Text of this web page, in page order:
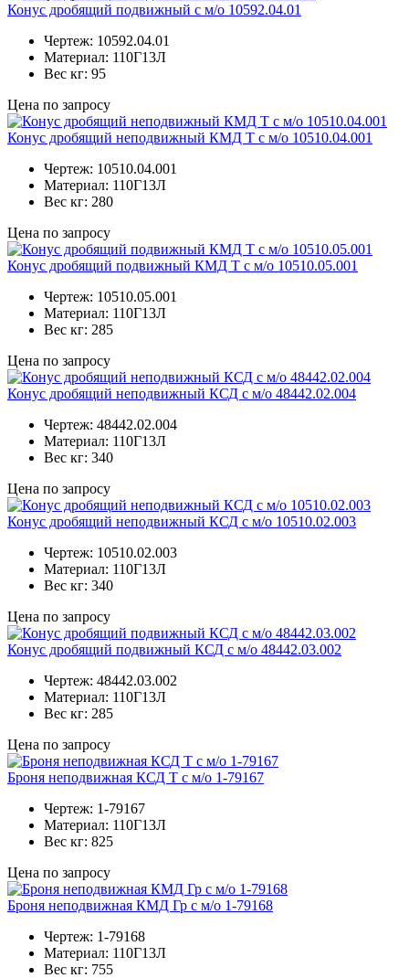
Конус дробящий подвижный с м/о 10592.04.01
Чертеж: 10592.04.01
Материал: 110Г13Л
Вес кг: 95
Цена по запросу
Конус дробящий неподвижный КМД Т с м/о 10510.04.001
Чертеж: 10510.04.001
Материал: 110Г13Л
Вес кг: 280
Цена по запросу
Конус дробящий подвижный КМД Т с м/о 10510.05.001
Чертеж: 10510.05.001
Материал: 110Г13Л
Вес кг: 285
Цена по запросу
Конус дробящий неподвижный КСД с м/о 48442.02.004
Чертеж: 48442.02.004
Материал: 110Г13Л
Вес кг: 340
Цена по запросу
Конус дробящий неподвижный КСД с м/о 10510.02.003
Чертеж: 10510.02.003
Материал: 110Г13Л
Вес кг: 340
Цена по запросу
Конус дробящий подвижный КСД с м/о 48442.03.002
Чертеж: 48442.03.002
Материал: 110Г13Л
Вес кг: 285
Цена по запросу
Броня неподвижная КСД Т с м/о 1-79167
Чертеж: 1-79167
Материал: 110Г13Л
Вес кг: 825
Цена по запросу
Броня неподвижная КМД Гр с м/о 1-79168
Чертеж: 1-79168
Материал: 110Г13Л
Вес кг: 755